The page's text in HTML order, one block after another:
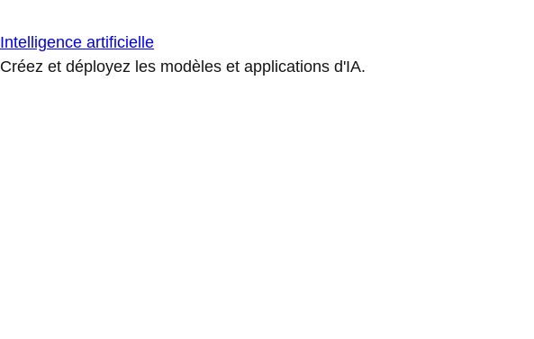
Intelligence artificielle
Créez et déployez les modèles et applications d'IA.